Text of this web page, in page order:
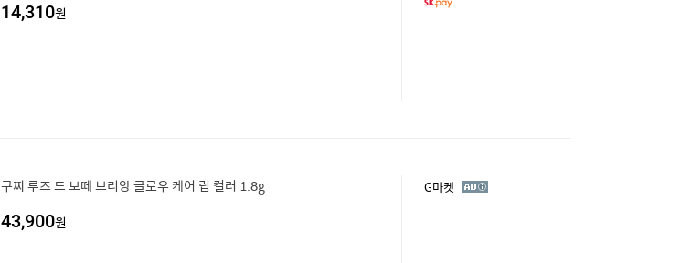
14,310원
구찌 루즈 드 보떼 브리앙 글로우 케어 립 컬러 1.8g
43,900원
G마켓 광